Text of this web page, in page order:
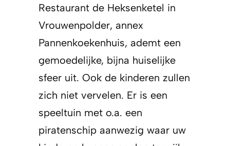
Restaurant de Heksenketel in
Vrouwenpolder, annex
Pannenkoekenhuis, ademt een
gemoedelijke, bijna huiselijke
sfeer uit. Ook de kinderen zullen
zich niet vervelen. Er is een
speeltuin met o.a. een
piratenschip aanwezig waar uw